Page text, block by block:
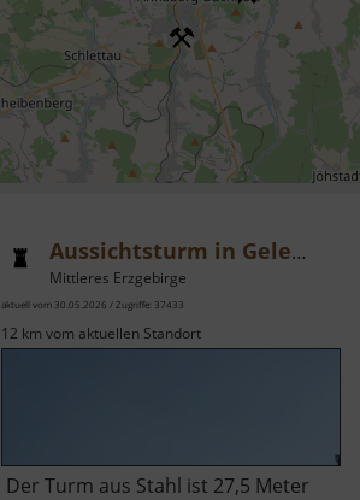
Aussichtsturm in Gelenau
Mittleres Erzgebirge
aktuell vom 30.05.2026 / Zugriffe: 37433
12 km vom aktuellen Standort
Der Turm aus Stahl ist 27,5 Meter